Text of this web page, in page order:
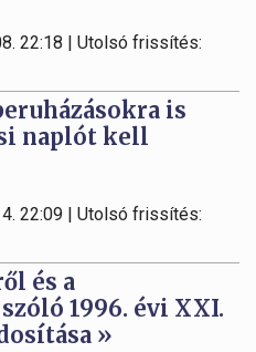
22:18 | Utolsó frissítés:
is
naplót kell
22:09 | Utolsó frissítés:
és a
1996. évi XXI.
»